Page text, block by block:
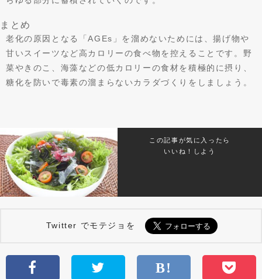
まとめ
老化の原因となる「AGEs」を溜めないためには、揚げ物や
甘いスイーツなど高カロリーの食べ物を控えることです。野
菜やきのこ、海藻などの低カロリーの食材を積極的に摂り、
糖化を防いで毒素の溜まらないカラダづくりをしましょう。
この記事が気に入ったら
いいね！しよう
Twitter でモテジョを